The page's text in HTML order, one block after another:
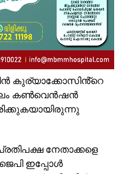
കുര്യാക്കോസിൻ്റെ
കൺവെൻഷൻ
നേതാക്കളെ
ഇപ്പോൾ